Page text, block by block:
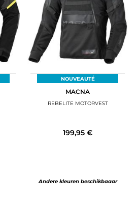
NOUVEAUTÉ
MACNA
REBELITE MOTORVEST
199,95 €
Andere kleuren beschikbaaar